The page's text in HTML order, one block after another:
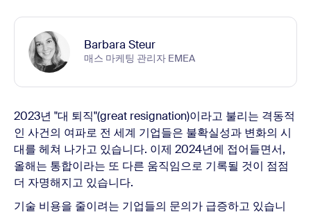
Barbara Steur
매스 마케팅 관리자 EMEA
2023년 "대 퇴직"(great resignation)이라고 불리는 격동적
인 사건의 여파로 전 세계 기업들은 불확실성과 변화의 시
대를 헤쳐 나가고 있습니다. 이제 2024년에 접어들면서,
올해는 통합이라는 또 다른 움직임으로 기록될 것이 점점
더 자명해지고 있습니다.
기술 비용을 줄이려는 기업들의 문의가 급증하고 있습니